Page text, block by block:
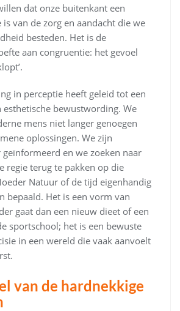
dat onze buitenkant een
van de zorg en aandacht die we
besteden. Het is de
aan congruentie: het gevoel
in perceptie heeft geleid tot een
esthetische bewustwording. We
mens niet langer genoegen
oplossingen. We zijn
en we zoeken naar
regie terug te pakken op die
Natuur of de tijd eigenhandig
bepaald. Het is een vorm van
gaat dan een nieuw dieet of een
sportschool; het is een bewuste
in een wereld die vaak aanvoelt
van de hardnekkige